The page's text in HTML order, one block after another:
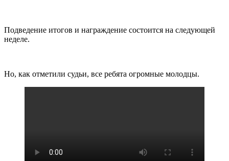
Подведение итогов и награждение состоится на следующей
неделе.
Но, как отметили судьи, все ребята огромные молодцы.